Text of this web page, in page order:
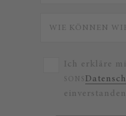
Ich erkläre
SONS